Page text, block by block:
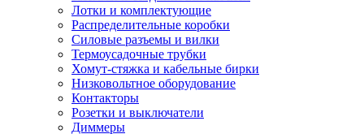
Лотки и комплектующие
Распределительные коробки
Силовые разъемы и вилки
Термоусадочные трубки
Хомут-стяжка и кабельные бирки
Низковольтное оборудование
Контакторы
Розетки и выключатели
Диммеры